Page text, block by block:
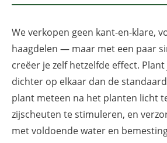
We verkopen geen kant-en-klare,
haagdelen — maar met een paar
creëer je zelf hetzelfde effect.
dichter op elkaar dan de
plant meteen na het planten licht
zijscheuten te stimuleren, en
met voldoende water en